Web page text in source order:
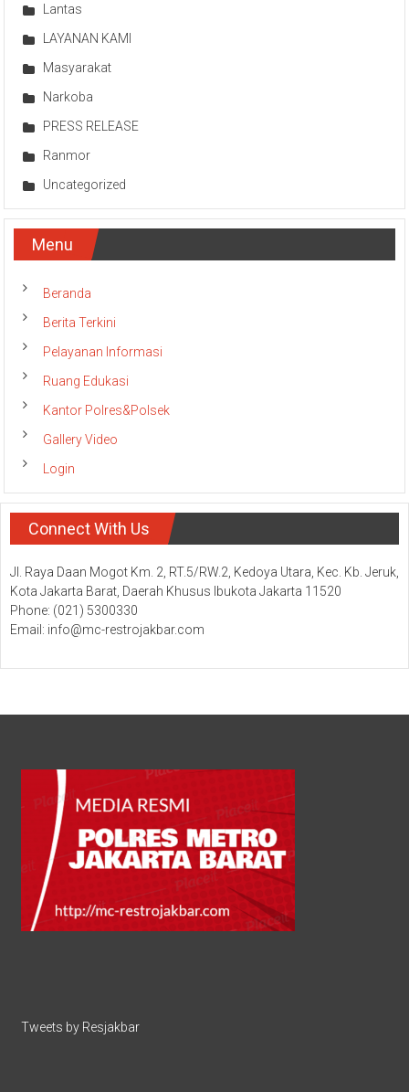
Lantas
LAYANAN KAMI
Masyarakat
Narkoba
PRESS RELEASE
Ranmor
Uncategorized
Menu
Beranda
Berita Terkini
Pelayanan Informasi
Ruang Edukasi
Kantor Polres&Polsek
Gallery Video
Login
Connect With Us
Jl. Raya Daan Mogot Km. 2, RT.5/RW.2, Kedoya Utara, Kec. Kb. Jeruk,
Kota Jakarta Barat, Daerah Khusus Ibukota Jakarta 11520
Phone: (021) 5300330
Email: info@mc-restrojakbar.com
Tweets by Resjakbar